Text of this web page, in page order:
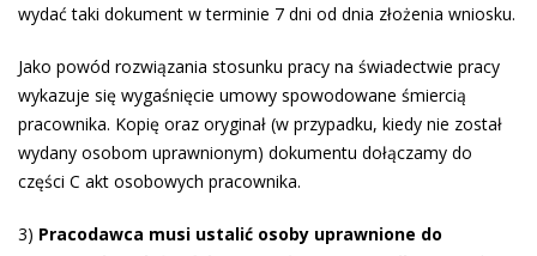
wydać taki dokument w terminie 7 dni od dnia złożenia wniosku.
Jako powód rozwiązania stosunku pracy na świadectwie pracy
wykazuje się wygaśnięcie umowy spowodowane śmiercią
pracownika. Kopię oraz oryginał (w przypadku, kiedy nie został
wydany osobom uprawnionym) dokumentu dołączamy do
części C akt osobowych pracownika.
3) Pracodawca musi ustalić osoby uprawnione do